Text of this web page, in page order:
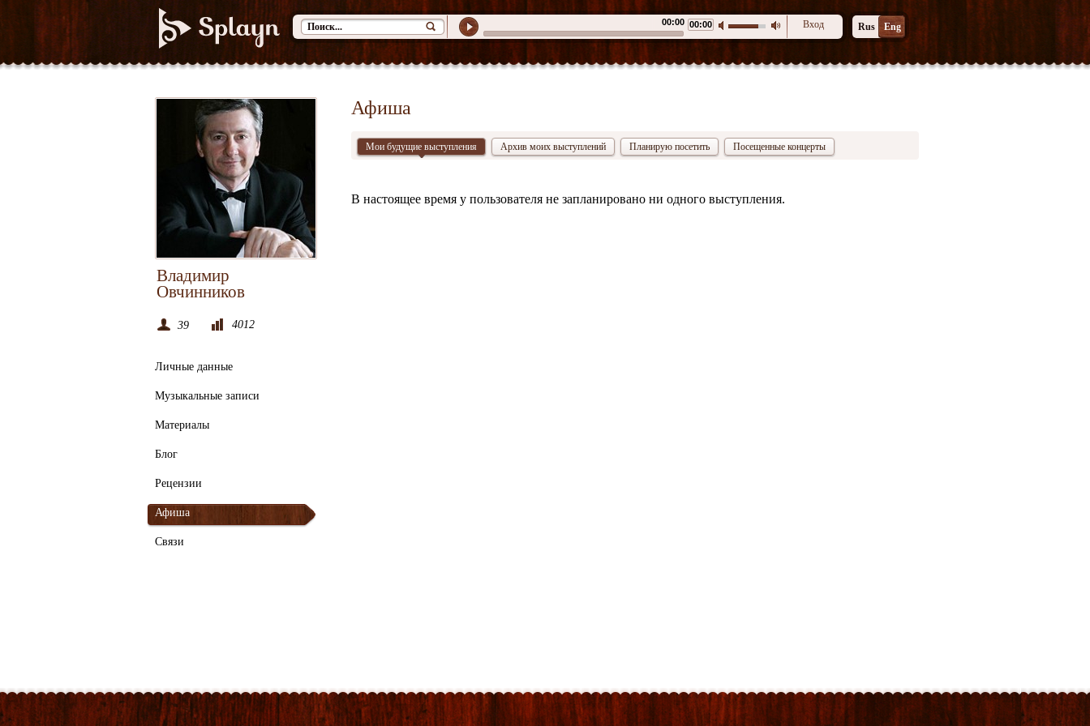
00:00 00:00 Вход Rus Eng
Владимир
Овчинников
39 4012
Личные данные
Музыкальные записи
Материалы
Блог
Рецензии
Афиша
Связи
Афиша
Мои будущие выступления Архив моих выступлений Планирую посетить Посещенные концерты
В настоящее время у пользователя не запланировано ни одного выступления.